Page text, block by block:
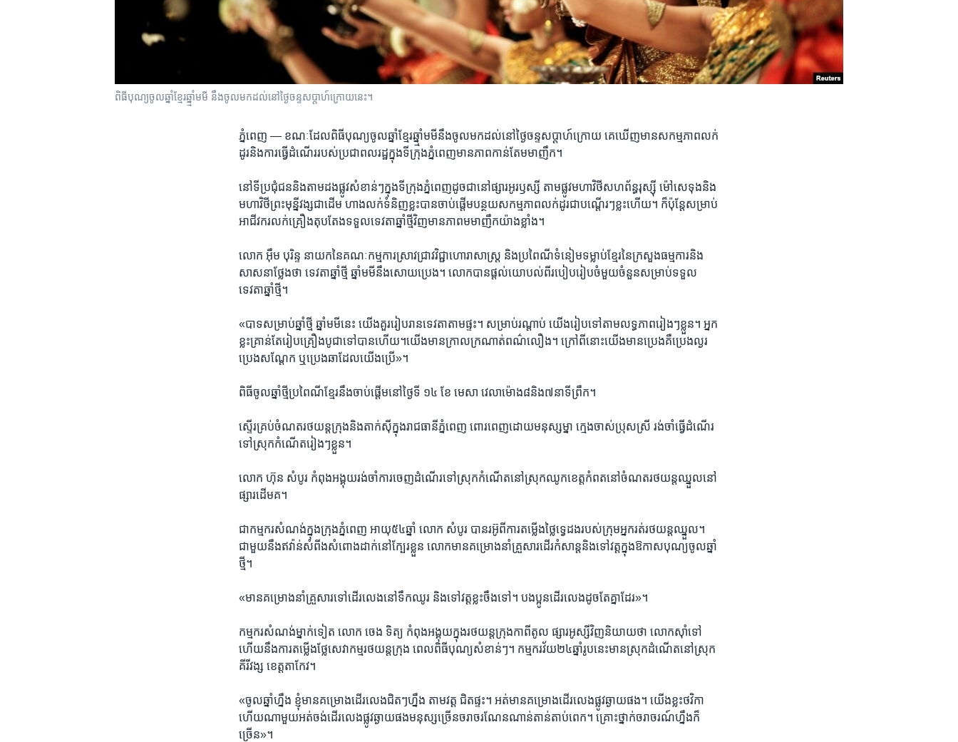
​ពិធី​បុណ្យ​ចូល​ឆ្នាំ​ខ្មែរ​ឆ្នាំ្ម​មមី​ នឹង​ចូល​មក​ដល់​នៅ​ថ្ងៃ​ចន្ទ​សប្តាហ៍​ក្រោយនេះ។
ភ្នំពេញ — ខណៈ​ដែល​ពិធី​បុណ្យ​ចូល​ឆ្នាំ​ខ្មែរ​ឆ្នាំ្ម​មមី​នឹង​ចូល​មក​ដល់​នៅ​ថ្ងៃ​ចន្ទ​សប្តាហ៍​ក្រោយ ​គេ​ឃើញ​មាន​សកម្ម​ភាព​លក់​
ដូរ​និង​ការ​ធ្វើ​ដំណើរ​រប​ស់​ប្រជាពលរដ្ឋ​ក្នុង​ទី​ក្រុង​ភ្នំពេញ​មាន​ភាព​កាន់​តែ​មមា​ញឹក។
នៅ​ទី​ប្រជុំជន​និង​តាម​ដង​ផ្លូវសំខាន់ៗក្នុង​ទី​ក្រុង​ភ្នំពេញ​ដូច​ជា​នៅផ្សារ​អូរ​ឫស្សី​ តាម​ផ្លូវ​មហាវិថី​សហព័ន្ធ​រុស្ស៊ី ម៉ៅសេទុង​និង​
មហាវិថី​ព្រះមុន្នីវង្ស​ជាដើម ហាង​លក់​ទំនិញ​ខ្លះ​បានចាប់​ផ្តើម​បន្ថយ​សកម្មភាព​លក់​ដូរ​ជា​បណ្តើរៗ​ខ្លះ​ហើយ។ ក៏​ប៉ុន្តែ​សម្រាប់​
អាជីវករ​លក់​គ្រឿង​តុបតែង​ទទួល​ទេវតា​ឆ្នាំ​ថ្មី​វិញ​មាន​ភាព​មមាញឹក​យ៉ាង​ខ្លាំង។
លោក អ៊ឹម​ បុរិន្ទ នាយក​នៃ​គណៈ​កម្មការ​ស្រាវជ្រាវ​វិជ្ជា​ហោរា​សាស្រ្ត​ និង​ប្រពៃ​ណី​ទំនៀម​ទម្លាប់​ខ្មែរ​នៃ​ក្រសួង​ធម្មការ​និង​
សាសនា​ថ្លែង​ថា ទេវតា​ឆ្នាំ​ថ្មី ឆ្នាំ​មមី​នឹង​សោយ​ប្រេង។ លោក​បាន​ផ្តល់​យោបល់​ពី​របៀប​រៀបចំ​មួយ​ចំនួន​សម្រាប់​ទទួល​
ទេវតា​ឆ្នាំថ្មី។
«បាទ​សម្រាប់​ឆ្នាំ​ថ្មី ឆ្នាំ​មមី​នេះ យើង​គួរ​រៀប​រាន​ទេវតា​តាម​ផ្ទះ។ សម្រាប់​រណ្តាប់ យើង​រៀប​ទៅ​តាម​លទ្ធភាព​រៀងៗ​ខ្លួន។ អ្នក​
ខ្លះ​គ្រាន់​តែ​រៀប​គ្រឿង​បូជា​ទៅ​បាន​ហើយ។​យើង​មាន​ក្រាល​ក្រណាត់​ពណ៌​លឿង។ ក្រៅ​ពីនោះយើង​មាន​ប្រេងគឺ​ប្រេង​ល្ងរ​
ប្រេង​សណ្តែក​ ឬ​ប្រេងឆា​ដែល​យើង​ប្រើ»។
ពិធី​ចូល​ឆ្នាំ​ថ្មី​ប្រពៃណី​ខ្មែរ​នឹង​ចាប់​ផ្តើមនៅ​ថ្ងៃ​ទី ១៤ ខែ មេសា វេលា​ម៉ោង​៨​និង​៧​នាទី​ព្រឹក។
ស្ទើរ​គ្រប់​ចំណត​រថយន្ត​ក្រុង​និង​តាក់ស៊ី​ក្នុង​រាជធានី​ភ្នំពេញ ពោរ​ពេញ​ដោយ​មនុស្សម្នា​ ក្មេង​ចាស់​ប្រុស​ស្រី ​រង់​ចាំ​ធ្វើ​ដំណើរ​
ទៅ​ស្រុក​កំណើត​រៀងៗ​ខ្លួន។
លោក ហ៊ុន​ សំបូរ កំពុង​អង្គុយ​រង់ចាំ​ការ​ចេញ​ដំណើរ​ទៅ​ស្រុក​កំណើត​នៅ​ស្រុក​ឈូក​ខេត្ត​កំពត​នៅ​ចំណត​រថយន្ត​ឈ្នួល​នៅ
ផ្សារ​ដើមគ។
ជា​កម្មករ​សំណង់​ក្នុង​ក្រុង​ភ្នំពេញ អាយុ​៥៤ឆ្នាំ​ ​លោក សំបូរ បាន​រអ៊ូ​ពី​ការ​តម្លើង​ថ្លៃ​ទ្វេ​ដង​របស់​ក្រុម​អ្នក​រត់​រថយន្ត​ឈ្នួល។
ជាមួយ​នឹង​ឥវ៉ាន់​សំពីង​សំពោង​ដាក់​នៅ​ក្បែរ​ខ្លួន លោក​មាន​គម្រោង​នាំ​គ្រួ​សារ​ដើរ​កំសាន្ត​និង​ទៅវត្ត​ក្នុងឱ​កាស​បុណ្យ​ចូល​ឆ្នាំ
ថ្មី។
«មាន​គម្រោង​នាំ​គ្រួ​សារ​ទៅ​ដើរ​លេង​នៅ​ទឹក​ឈូរ និង​ទៅ​វត្ត​ខ្លះ​ចឹងទៅ។ បង​ប្អូន​ដើរ​លេង​ដូច​តែគ្នា​ដែរ»។
កម្មករ​សំណង់​ម្នាក់​ទៀត​ លោក ចេង​ ទិត្យ កំពុង​អង្គុយក្នុង​រថយន្ត​ក្រុង​កាពីតូល ​ផ្សារ​អូស្សី​វិញ​និយាយ​ថា លោក​ស៊ាំ​ទៅ​
ហើយ​នឹង​ការ​តម្លើង​ថ្លែ​សេវាកម្ម​រថយន្ត​ក្រុង​ ពេល​ពិធីបុណ្យ​សំខាន់ៗ។ កម្មករ​វ័យ​២៤​ឆ្នាំ​រូបនេះ​មាន​ស្រុក​ដំណើត​នៅ​ស្រុក​
គីរីវង្ស ខេត្ត​តាកែវ។
«ចូល​ឆ្នាំ​ហ្នឹង ខ្ញុំ​មាន​គម្រោង​ដើរ​លេង​ជិតៗ​ហ្នឹង​ តាម​វត្ត​ ជិត​ផ្ទះ​។ អត់​មាន​គម្រោង​ដើរ​លេង​ផ្លូវ​ឆ្ងាយ​ផង។ យើង​ខ្លះ​ថវិកា​
ហើយ​ណាមួយ​អត់​ចង់​ដើរ​លេង​ផ្លូវ​ឆ្ងាយ​ផង​មនុស្ស​ច្រើន​ចរាចរ​ណែន​ណាន់​តាន់​តាប់ពេក។ គ្រោះ​ថ្នាក់​ចរាចរណ៍​ហ្នឹង​ក៏​
ច្រើន»។